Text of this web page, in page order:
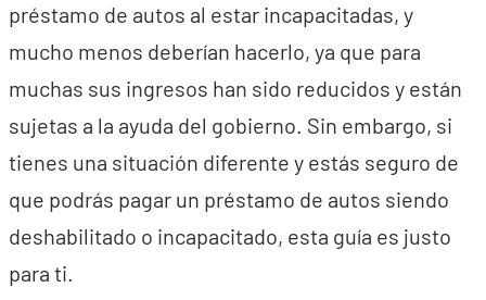
préstamo de autos al estar incapacitadas, y
mucho menos deberían hacerlo, ya que para
muchas sus ingresos han sido reducidos y están
sujetas a la ayuda del gobierno. Sin embargo, si
tienes una situación diferente y estás seguro de
que podrás pagar un préstamo de autos siendo
deshabilitado o incapacitado, esta guía es justo
para ti.